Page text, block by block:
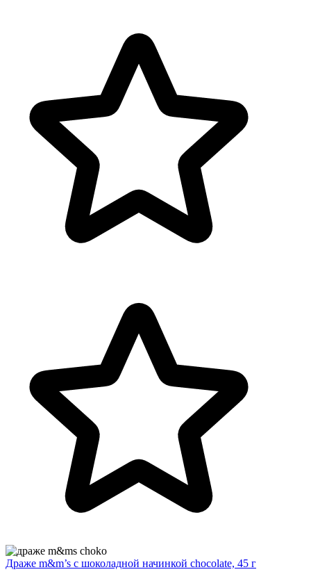
Драже m&m’s с шоколадной начинкой chocolate, 45 г